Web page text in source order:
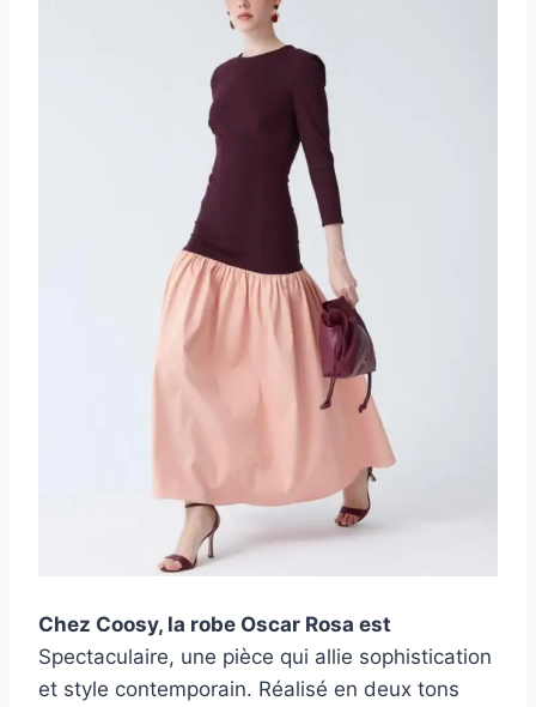
Chez Coosy, la robe Oscar Rosa est
Spectaculaire, une pièce qui allie sophistication
et style contemporain. Réalisé en deux tons